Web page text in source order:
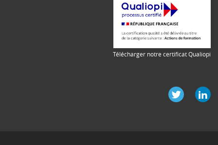
Télécharger notre certificat Qualiopi